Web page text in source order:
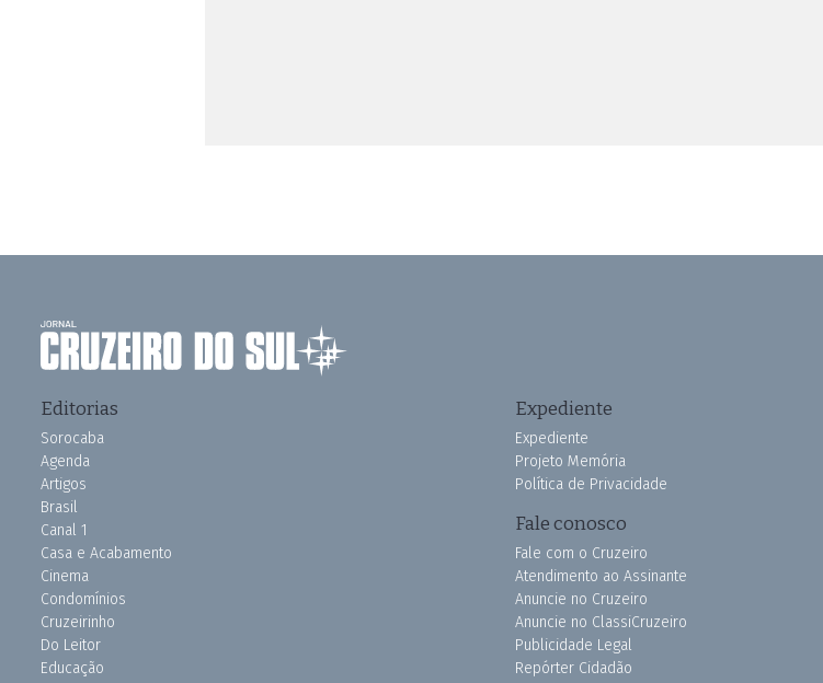
Editorias
Sorocaba
Agenda
Artigos
Brasil
Canal 1
Casa e Acabamento
Cinema
Condomínios
Cruzeirinho
Do Leitor
Educação
Expediente
Expediente
Projeto Memória
Política de Privacidade
Fale conosco
Fale com o Cruzeiro
Atendimento ao Assinante
Anuncie no Cruzeiro
Anuncie no ClassiCruzeiro
Publicidade Legal
Repórter Cidadão